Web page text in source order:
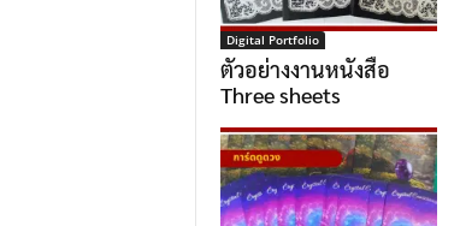
Digital Portfolio
ตัวอย่างงานหนังสือ
Three sheets